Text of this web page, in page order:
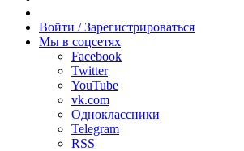
радио
Войти / Зарегистрироваться
Мы в соцсетях
Facebook
Twitter
YouTube
vk.com
Одноклассники
Telegram
RSS